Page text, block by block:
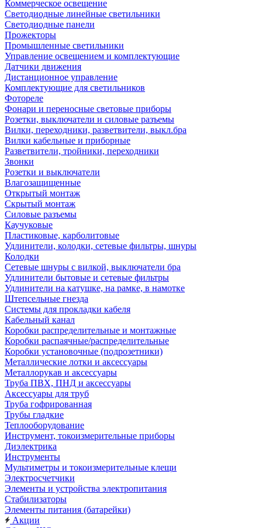
Коммерческое освещение
Светодиодные линейные светильники
Светодиодные панели
Прожекторы
Промышленные светильники
Управление освещением и комплектующие
Датчики движения
Дистанционное управление
Комплектующие для светильников
Фотореле
Фонари и переносные световые приборы
Розетки, выключатели и силовые разъемы
Вилки, переходники, разветвители, выкл.бра
Вилки кабельные и приборные
Разветвители, тройники, переходники
Звонки
Розетки и выключатели
Влагозащищенные
Открытый монтаж
Скрытый монтаж
Силовые разъемы
Каучуковые
Пластиковые, карболитовые
Удлинители, колодки, сетевые фильтры, шнуры
Колодки
Сетевые шнуры с вилкой, выключатели бра
Удлинители бытовые и сетевые фильтры
Удлинители на катушке, на рамке, в намотке
Штепсельные гнезда
Системы для прокладки кабеля
Кабельный канал
Коробки распределительные и монтажные
Коробки распаячные/распределительные
Коробки установочные (подрозетники)
Металлические лотки и аксессуары
Металлорукав и аксессуары
Труба ПВХ, ПНД и аксессуары
Аксессуары для труб
Труба гофрированная
Трубы гладкие
Теплооборудование
Инструмент, токоизмерительные приборы
Диэлектрика
Инструменты
Мультиметры и токоизмерительные клещи
Электросчетчики
Элементы и устройства электропитания
Стабилизаторы
Элементы питания (батарейки)
Акции